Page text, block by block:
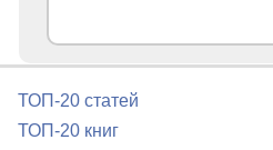
ТОП-20 статей
ТОП-20 книг